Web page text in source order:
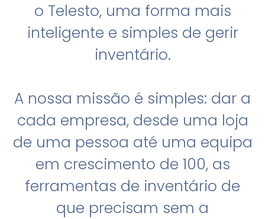
o Telesto, uma forma mais
inteligente e simples de gerir
inventário.
A nossa missão é simples: dar a
cada empresa, desde uma loja
de uma pessoa até uma equipa
em crescimento de 100, as
ferramentas de inventário de
que precisam sem a